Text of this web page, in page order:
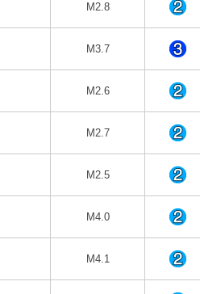
M2.8
M3.7
M2.6
M2.7
M2.5
M4.0
M4.1